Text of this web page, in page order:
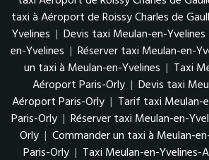
taxi à Aéroport de Roissy Charles de
Yvelines | Devis taxi Meulan-en-Yvelines
en-Yvelines | Réserver taxi Meulan-en-
un taxi à Meulan-en-Yvelines | Taxi
Aéroport Paris-Orly | Devis taxi
Aéroport Paris-Orly | Tarif taxi Meulan-
Paris-Orly | Réserver taxi Meulan-en-
Orly | Commander un taxi à Meulan-
Paris-Orly | Taxi Meulan-en-Yvelines-